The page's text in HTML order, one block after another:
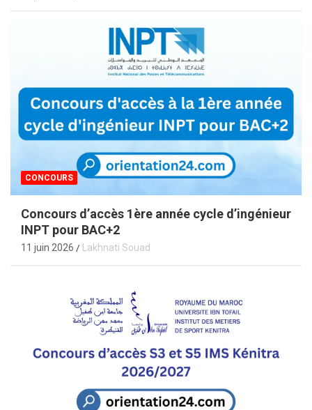
CONCOURS
Concours d’accès 1ère année cycle d’ingénieur
INPT pour BAC+2
11 juin 2026 Lakhnati Souad